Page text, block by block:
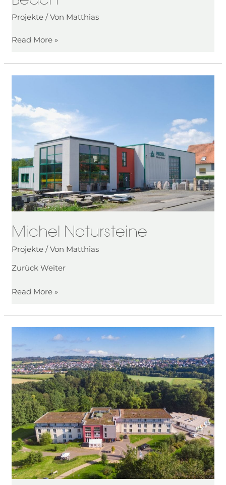
Projekte / Von Matthias
Read More »
Michel Natursteine
Projekte / Von Matthias
Zurück Weiter
Read More »
Seniorenwohnen